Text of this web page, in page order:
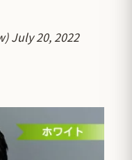
July 20, 2022